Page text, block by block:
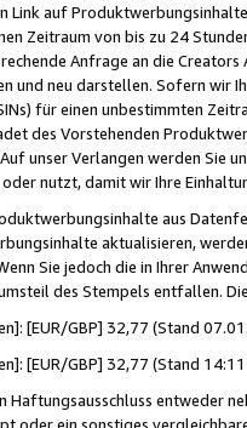
Link auf
Zeitraum von bis zu 24
Anfrage an die
und neu darstellen. Sofern wir
für einen unbestimmten
des Vorstehenden
unser Verlangen werden Sie
nutzt, damit wir Ihre
aus
aktualisieren,
Sie jedoch die in Ihrer
des Stempels entfallen.
[EUR/GBP] 32,77 (Stand
[EUR/GBP] 32,77 (Stand
Haftungsausschluss entweder
oder ein sonstiges